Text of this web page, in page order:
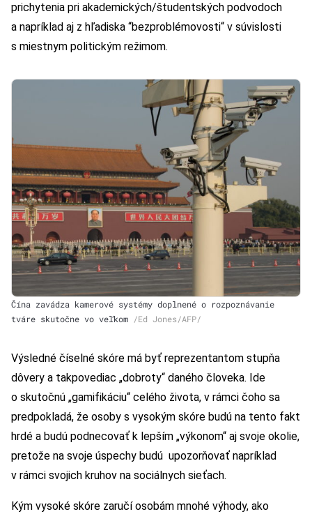
prichytenia pri akademických/študentských podvodoch
a napríklad aj z hľadiska “bezproblémovosti“ v súvislosti
s miestnym politickým režimom.
Čína zavádza kamerové systémy doplnené o rozpoznávanie
tváre skutočne vo veľkom /Ed Jones/AFP/
Výsledné číselné skóre má byť reprezentantom stupňa
dôvery a takpovediac „dobroty“ daného človeka. Ide
o skutočnú „gamifikáciu“ celého života, v rámci čoho sa
predpokladá, že osoby s vysokým skóre budú na tento fakt
hrdé a budú podnecovať k lepším „výkonom“ aj svoje okolie,
pretože na svoje úspechy budú upozorňovať napríklad
v rámci svojich kruhov na sociálnych sieťach.
Kým vysoké skóre zaručí osobám mnohé výhody, ako